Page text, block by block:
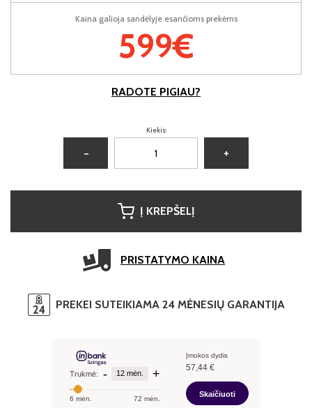
Kaina galioja sandėlyje esančioms prekėms
599€
RADOTE PIGIAU?
Kiekis:
− +
Į KREPŠELĮ
PRISTATYMO KAINA
PREKEI SUTEIKIAMA 24 MĖNESIŲ GARANTIJA